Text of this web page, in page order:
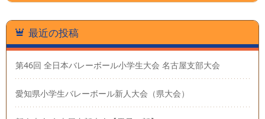
最近の投稿
第46回 全日本バレーボール小学生大会 名古屋支部大会
愛知県小学生バレーボール新人大会（県大会）